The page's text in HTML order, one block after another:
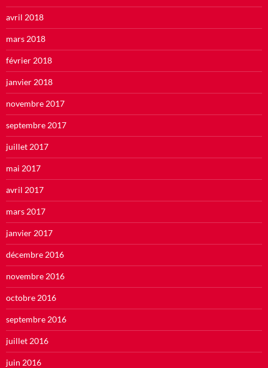
avril 2018
mars 2018
février 2018
janvier 2018
novembre 2017
septembre 2017
juillet 2017
mai 2017
avril 2017
mars 2017
janvier 2017
décembre 2016
novembre 2016
octobre 2016
septembre 2016
juillet 2016
juin 2016